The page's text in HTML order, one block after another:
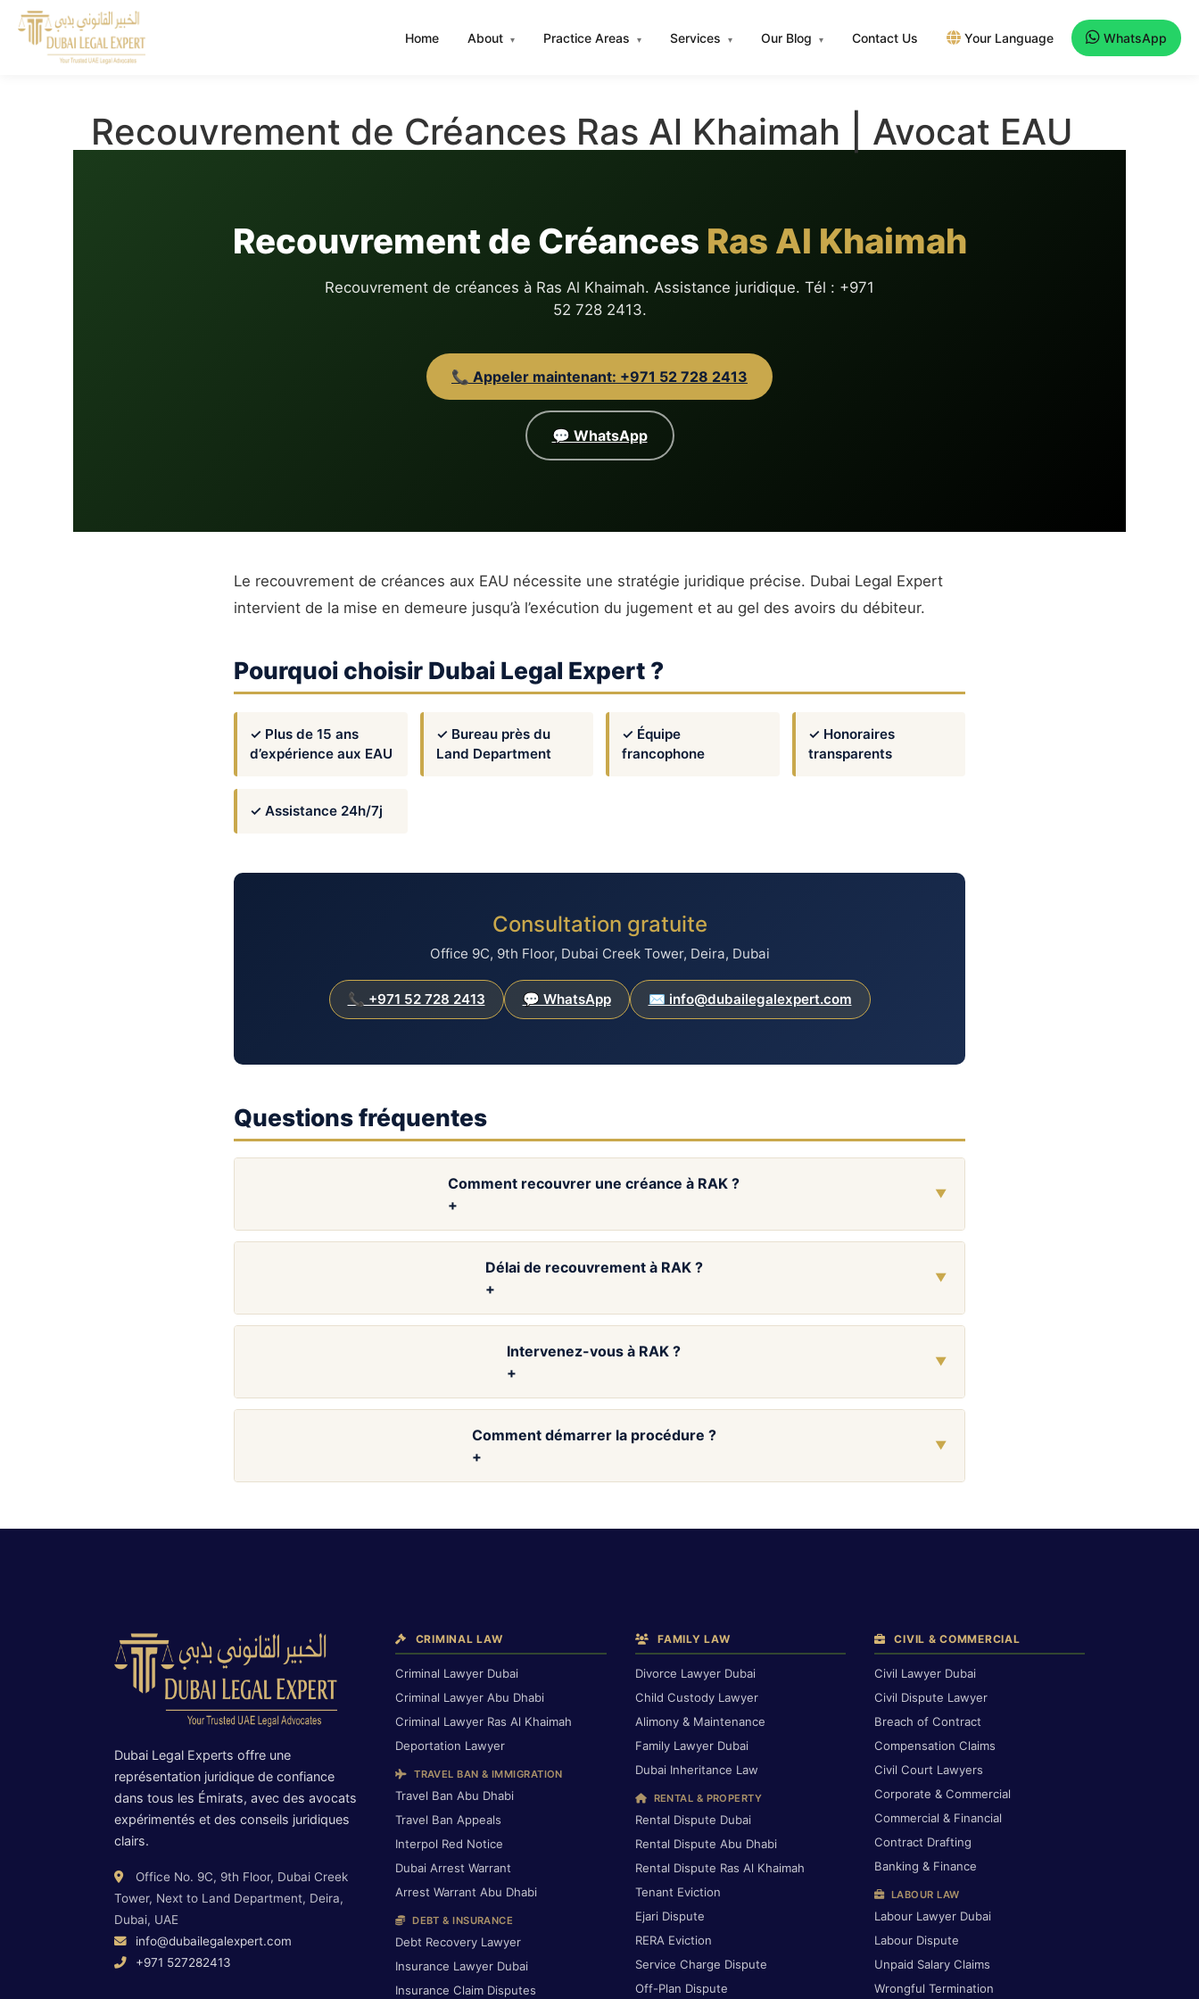
Home About ▾ Practice Areas ▾ Services ▾ Our Blog ▾ Contact Us Your Language WhatsApp
Recouvrement de Créances Ras Al Khaimah | Avocat EAU
Recouvrement de Créances Ras Al Khaimah
Recouvrement de créances à Ras Al Khaimah. Assistance juridique. Tél : +971
52 728 2413.
📞 Appeler maintenant: +971 52 728 2413
💬 WhatsApp
Le recouvrement de créances aux EAU nécessite une stratégie juridique précise. Dubai Legal Expert
intervient de la mise en demeure jusqu’à l’exécution du jugement et au gel des avoirs du débiteur.
Pourquoi choisir Dubai Legal Expert ?
✓ Plus de 15 ans
d’expérience aux EAU
✓ Bureau près du
Land Department
✓ Équipe
francophone
✓ Honoraires
transparents
✓ Assistance 24h/7j
Consultation gratuite
Office 9C, 9th Floor, Dubai Creek Tower, Deira, Dubai
📞 +971 52 728 2413 💬 WhatsApp ✉️ info@dubailegalexpert.com
Questions fréquentes
Comment recouvrer une créance à RAK ?
+
▼
Délai de recouvrement à RAK ?
+
▼
Intervenez-vous à RAK ?
+
▼
Comment démarrer la procédure ?
+
▼
Dubai Legal Experts offre une
représentation juridique de confiance
dans tous les Émirats, avec des avocats
expérimentés et des conseils juridiques
clairs.
Office No. 9C, 9th Floor, Dubai Creek
Tower, Next to Land Department, Deira,
Dubai, UAE
info@dubailegalexpert.com
+971 527282413
CRIMINAL LAW
Criminal Lawyer Dubai
Criminal Lawyer Abu Dhabi
Criminal Lawyer Ras Al Khaimah
Deportation Lawyer
TRAVEL BAN & IMMIGRATION
Travel Ban Abu Dhabi
Travel Ban Appeals
Interpol Red Notice
Dubai Arrest Warrant
Arrest Warrant Abu Dhabi
DEBT & INSURANCE
Debt Recovery Lawyer
Insurance Lawyer Dubai
Insurance Claim Disputes
FAMILY LAW
Divorce Lawyer Dubai
Child Custody Lawyer
Alimony & Maintenance
Family Lawyer Dubai
Dubai Inheritance Law
RENTAL & PROPERTY
Rental Dispute Dubai
Rental Dispute Abu Dhabi
Rental Dispute Ras Al Khaimah
Tenant Eviction
Ejari Dispute
RERA Eviction
Service Charge Dispute
Off-Plan Dispute
CIVIL & COMMERCIAL
Civil Lawyer Dubai
Civil Dispute Lawyer
Breach of Contract
Compensation Claims
Civil Court Lawyers
Corporate & Commercial
Commercial & Financial
Contract Drafting
Banking & Finance
LABOUR LAW
Labour Lawyer Dubai
Labour Dispute
Unpaid Salary Claims
Wrongful Termination